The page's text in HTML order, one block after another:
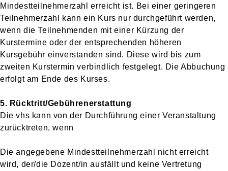
Mindestteilnehmerzahl erreicht ist. Bei einer geringeren
Teilnehmerzahl kann ein Kurs nur durchgeführt werden,
wenn die Teilnehmenden mit einer Kürzung der
Kurstermine oder der entsprechenden höheren
Kursgebühr einverstanden sind. Diese wird bis zum
zweiten Kurstermin verbindlich festgelegt. Die Abbuchung
erfolgt am Ende des Kurses.
5. Rücktritt/Gebührenerstattung
Die vhs kann von der Durchführung einer Veranstaltung
zurücktreten, wenn
Die angegebene Mindestteilnehmerzahl nicht erreicht
wird, der/die Dozent/in ausfällt und keine Vertretung